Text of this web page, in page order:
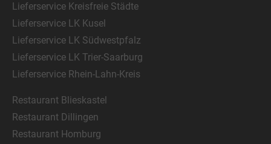
Lieferservice Kreisfreie Städte
Lieferservice LK Kusel
Lieferservice LK Südwestpfalz
Lieferservice LK Trier-Saarburg
Lieferservice Rhein-Lahn-Kreis
Restaurant Blieskastel
Restaurant Dillingen
Restaurant Homburg